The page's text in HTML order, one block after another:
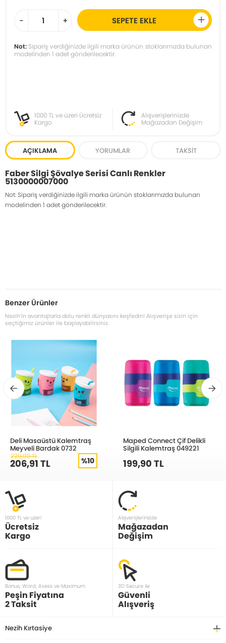
- + SEPETE EKLE
Not: Sipariş verdiğinizde ilgili marka ürünün stoklarımızda bulunan
modelinden 1 adet gönderilecektir.
1000 TL ve üzeri Ücretsiz
Kargo
Alışverişlerinizde
Mağazadan Değişim
AÇIKLAMA YORUMLAR TAKSIT
Faber Silgi Şövalye Serisi Canlı Renkler
5130000007000
Not: Sipariş verdiğinizde ilgili marka ürünün stoklarımızda bulunan
modelinden 1 adet gönderilecektir.
Benzer Ürünler
Nezih’in avantajlarla dolu renkli dünyasını keşfedin! Alışverişe sizin için
seçtiğimiz ürünler ile başlayabilirsiniz.
Deli Masaüstü Kalemtraş
Meyveli Bardak 0732
229,90 TL
206,91 TL %10
Maped Connect Çif Delikli
Silgili Kalemtraş 049221
199,90 TL
1000 TL ve üzeri
Ücretsiz
Kargo
Alışverişlerinizde
Mağazadan
Değişim
Bonus, Word, Axess ve Maximum
Peşin Fiyatına
2 Taksit
3D Secure ile
Güvenli
Alışveriş
Nezih Kırtasiye